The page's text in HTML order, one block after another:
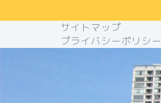
サイトマップ
プライバシーポリシー